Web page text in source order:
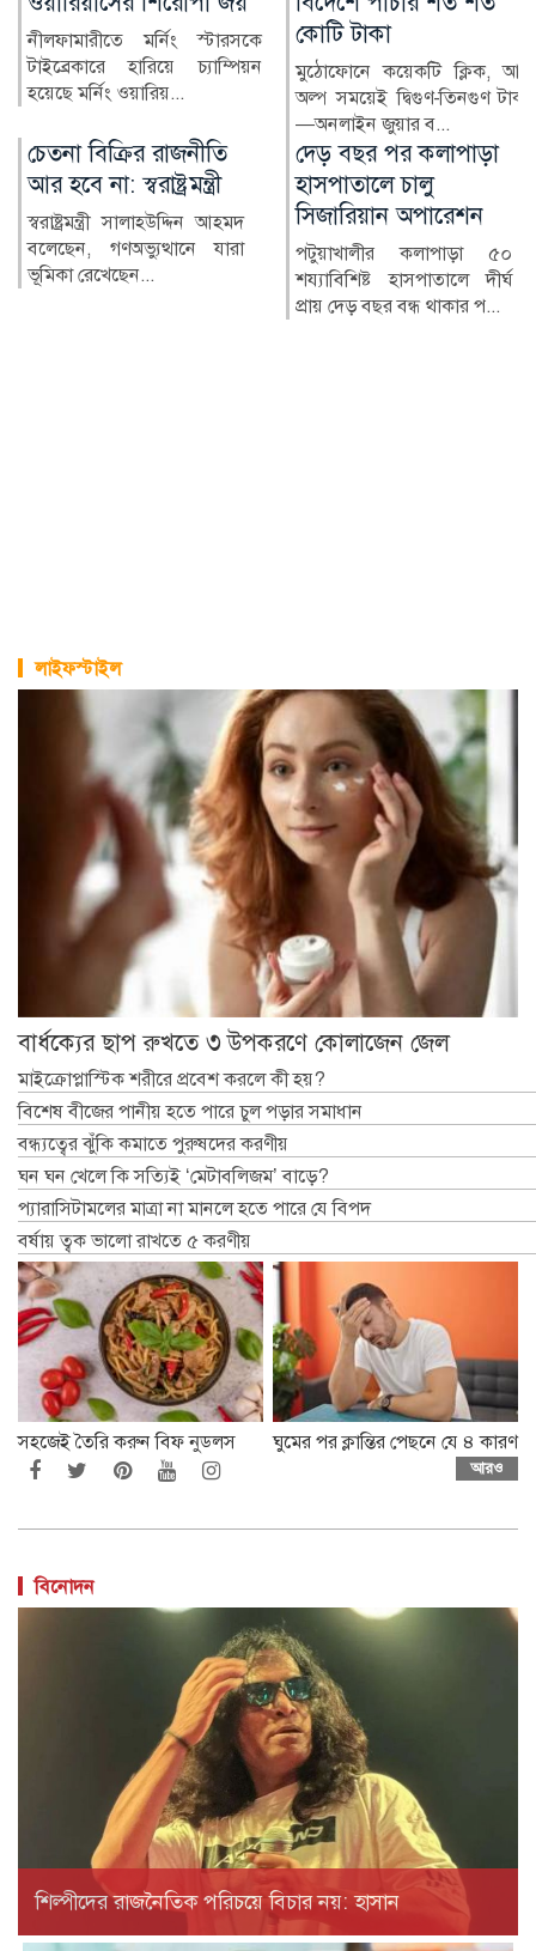
কোটি টাকা
মুঠোফোনে কয়েকটি ক্লিক, আর
অল্প সময়েই দ্বিগুণ-তিনগুণ টাকা
মন্ত্রী
আইন, বিচার ও সংসদবিষয়কমন্ত্রী
মো. আসাদুজ্জামান বলেছেন, শেখ
হাসিনা বলেছেন, তিন...
দেড় বছর পর কলাপাড়া
হাসপাতালে চালু
সিজারিয়ান অপারেশন
পটুয়াখালীর কলাপাড়া ৫০
শয্যাবিশিষ্ট হাসপাতালে দীর্ঘ
ঝুঁকিপূর্ণ ভবনেই চলছে
আইন কলেজ
বাংলাদেশের প্রথম সারির আইন
কলেজগুলোর অন্যতম
নারায়ণগঞ্জ আইন কলেজ।
তৎকালীন পূর্...
লাইফস্টাইল
বার্ধক্যের ছাপ রুখতে ৩ উপকরণে কোলাজেন জেল
মাইক্রোপ্লাস্টিক শরীরে প্রবেশ করলে কী হয়?
বিশেষ বীজের পানীয় হতে পারে চুল পড়ার সমাধান
বন্ধ্যত্বের ঝুঁকি কমাতে পুরুষদের করণীয়
ঘন ঘন খেলে কি সত্যিই ‘মেটাবলিজম’ বাড়ে?
প্যারাসিটামলের মাত্রা না মানলে হতে পারে যে বিপদ
বর্ষায় ত্বক ভালো রাখতে ৫ করণীয়
সহজেই তৈরি করুন বিফ নুডলস ঘুমের পর ক্লান্তির পেছনে যে ৪ কারণ
আরও
বিনোদন
শিল্পীদের রাজনৈতিক পরিচয়ে বিচার নয়: হাসান